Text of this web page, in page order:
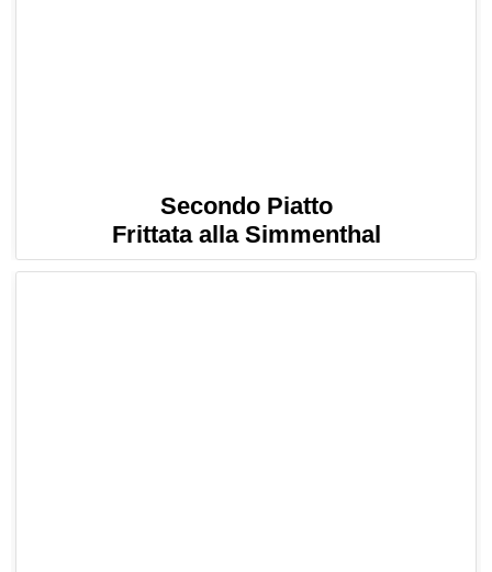
Secondo Piatto
Frittata alla Simmenthal